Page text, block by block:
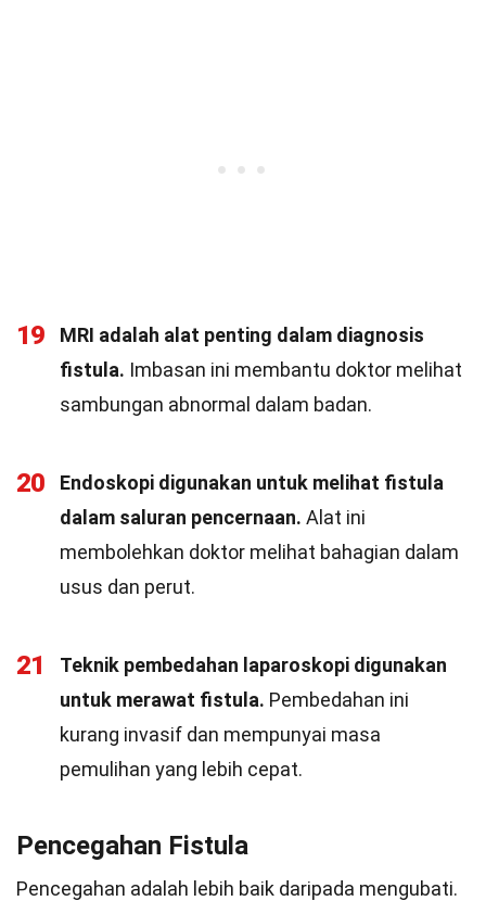
19
MRI adalah alat penting dalam diagnosis
fistula. Imbasan ini membantu doktor melihat
sambungan abnormal dalam badan.
20
Endoskopi digunakan untuk melihat fistula
dalam saluran pencernaan. Alat ini
membolehkan doktor melihat bahagian dalam
usus dan perut.
21
Teknik pembedahan laparoskopi digunakan
untuk merawat fistula. Pembedahan ini
kurang invasif dan mempunyai masa
pemulihan yang lebih cepat.
Pencegahan Fistula
Pencegahan adalah lebih baik daripada mengubati.